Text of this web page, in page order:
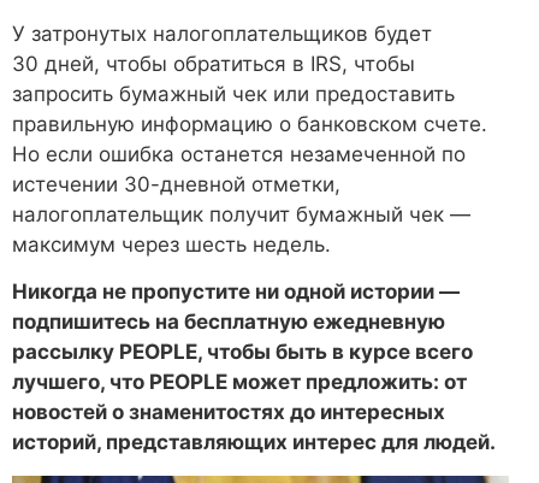
У затронутых налогоплательщиков будет
30 дней, чтобы обратиться в IRS, чтобы
запросить бумажный чек или предоставить
правильную информацию о банковском счете.
Но если ошибка останется незамеченной по
истечении 30-дневной отметки,
налогоплательщик получит бумажный чек —
максимум через шесть недель.
Никогда не пропустите ни одной истории —
подпишитесь на бесплатную ежедневную
рассылку PEOPLE, чтобы быть в курсе всего
лучшего, что PEOPLE может предложить: от
новостей о знаменитостях до интересных
историй, представляющих интерес для людей.